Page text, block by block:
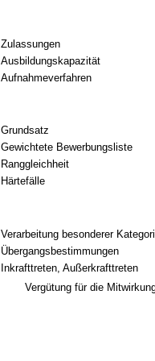
Zulassungen
Ausbildungskapazität
Aufnahmeverfahren
Grundsatz
Gewichtete Bewerbungsliste
Ranggleichheit
Härtefälle
Verarbeitung besonderer
Übergangsbestimmungen
Inkrafttreten, Außerkrafttreten
Vergütung für die